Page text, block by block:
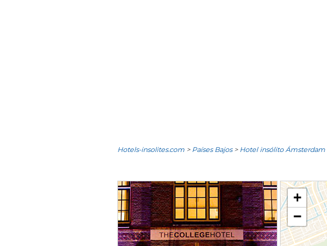
Hotels-insolites.com > Países Bajos> Hotel insólito Ámsterdam
+
−